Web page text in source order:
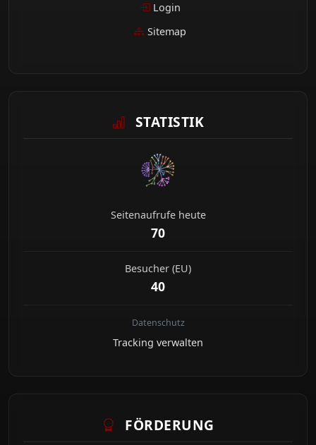
Login
Sitemap
STATISTIK
Seitenaufrufe heute
70
Besucher (EU)
40
Datenschutz
Tracking verwalten
FÖRDERUNG